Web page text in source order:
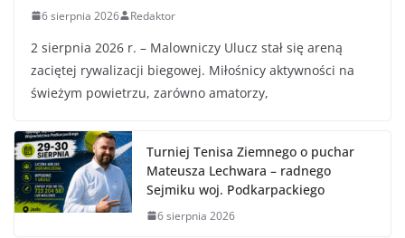
6 sierpnia 2026 Redaktor
2 sierpnia 2026 r. – Malowniczy Ulucz stał się areną
zaciętej rywalizacji biegowej. Miłośnicy aktywności na
świeżym powietrzu, zarówno amatorzy,
Turniej Tenisa Ziemnego o puchar
Mateusza Lechwara – radnego
Sejmiku woj. Podkarpackiego
6 sierpnia 2026